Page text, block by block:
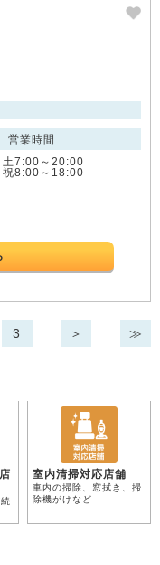
営業時間
土7:00～20:00
祝8:00～18:00
3 ＞ ≫
室内清掃対応店舗
車内の掃除、窓拭き、掃
除機がけなど